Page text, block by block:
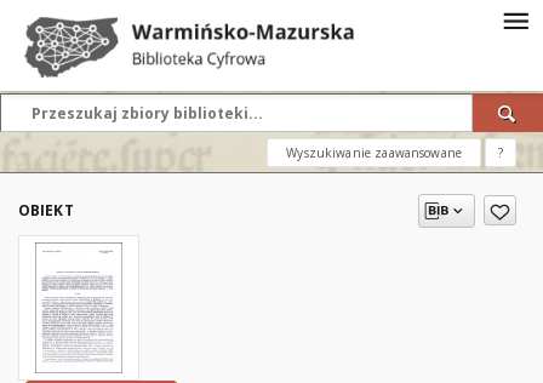
Wyszukiwanie zaawansowane ?
OBIEKT